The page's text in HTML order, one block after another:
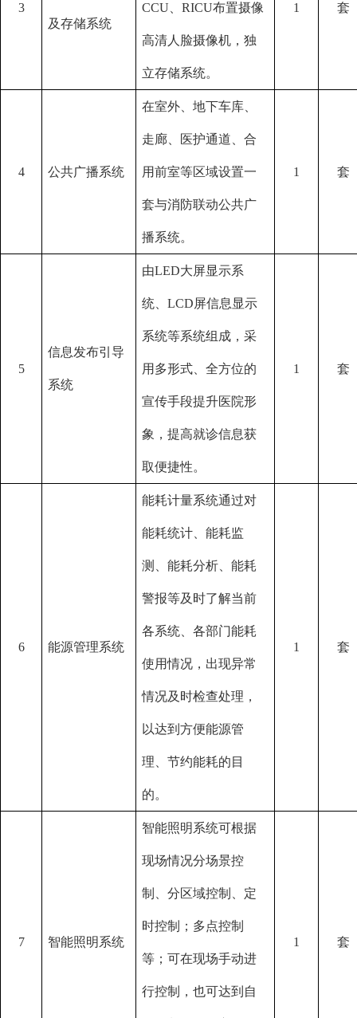
3
及存储系统
CCU、RICU布置摄像
高清人脸摄像机，独
立存储系统。
1 套
4 公共广播系统
在室外、地下车库、
走廊、医护通道、合
用前室等区域设置一
套与消防联动公共广
播系统。
1 套
5
信息发布引导
系统
由LED大屏显示系
统、LCD屏信息显示
系统等系统组成，采
用多形式、全方位的
宣传手段提升医院形
象，提高就诊信息获
取便捷性。
1 套
6 能源管理系统
能耗计量系统通过对
能耗统计、能耗监
测、能耗分析、能耗
警报等及时了解当前
各系统、各部门能耗
使用情况，出现异常
情况及时检查处理，
以达到方便能源管
理、节约能耗的目
的。
1 套
7 智能照明系统
智能照明系统可根据
现场情况分场景控
制、分区域控制、定
时控制；多点控制
等；可在现场⼿动进
⾏控制，也可达到⾃
1 套